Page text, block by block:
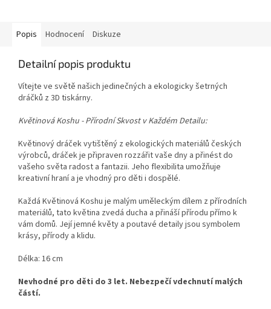
Popis Hodnocení Diskuze
Detailní popis produktu
Vítejte ve světě našich jedinečných a ekologicky šetrných
dráčků z 3D tiskárny.
Květinová Koshu - Přírodní Skvost v Každém Detailu:
Květinový dráček vytištěný z ekologických materiálů českých
výrobců, dráček je připraven rozzářit vaše dny a přinést do
vašeho světa radost a fantazii. Jeho flexibilita umožňuje
kreativní hraní a je vhodný pro děti i dospělé.
Každá Květinová Koshu je malým uměleckým dílem z přírodních
materiálů, tato květina zvedá ducha a přináší přírodu přímo k
vám domů. Její jemné květy a poutavé detaily jsou symbolem
krásy, přírody a klidu.
Délka: 16 cm
Nevhodné pro děti do 3 let. Nebezpečí vdechnutí malých
částí.